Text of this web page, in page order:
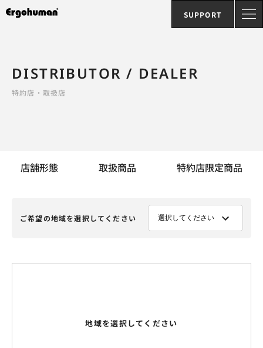
SUPPORT
DISTRIBUTOR / DEALER
特約店・取扱店
店舗形態 取扱商品 特約店限定商品
ご希望の地域を選択してください
地域を選択してください